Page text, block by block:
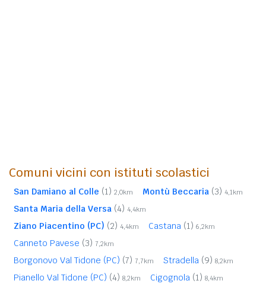
Comuni vicini con istituti scolastici
San Damiano al Colle (1) 2,0km Montù Beccaria (3) 4,1km
Santa Maria della Versa (4) 4,4km
Ziano Piacentino (PC) (2) 4,4km Castana (1) 6,2km
Canneto Pavese (3) 7,2km
Borgonovo Val Tidone (PC) (7) 7,7km Stradella (9) 8,2km
Pianello Val Tidone (PC) (4) 8,2km Cigognola (1) 8,4km